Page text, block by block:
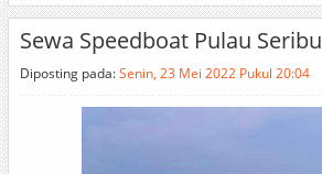
Sewa Speedboat Pulau Seribu
Diposting pada:Senin, 23 Mei 2022 Pukul 20:04